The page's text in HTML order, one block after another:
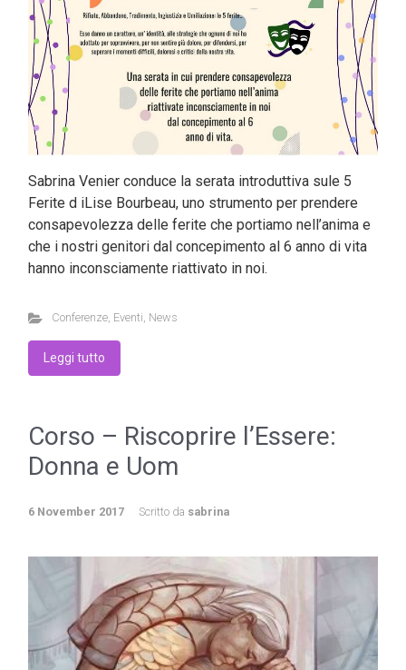
Sabrina Venier conduce la serata introduttiva sule 5
Ferite d iLise Bourbeau, uno strumento per prendere
consapevolezza delle ferite che portiamo nell’anima e
che i nostri genitori dal concepimento al 6 anno di vita
hanno inconsciamente riattivato in noi.
Conferenze, Eventi News
Leggi tutto
Corso – Riscoprire l’Essere:
Donna e Uom
6 November 2017 Scritto da sabrina